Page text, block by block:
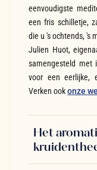
eenvoudigste
een fris schilletje,
die u 's ochtends, 's
Julien Huot,
samengesteld met
voor een eerlijke,
Verken ookonze
Het